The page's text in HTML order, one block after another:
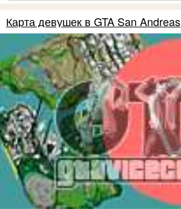
Карта девушек в GTA San Andreas